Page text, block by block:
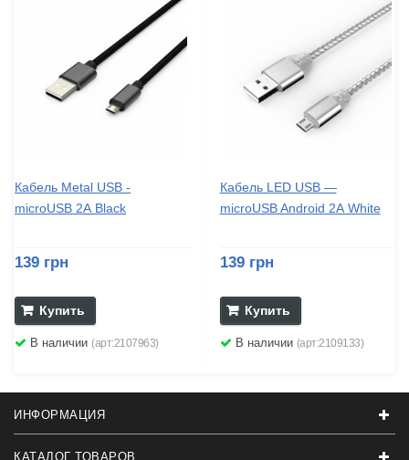
Кабель Metal USB -
microUSB 2А Black
139 грн
Купить
В наличии (арт:2107963)
Кабель LED USB —
microUSB Android 2А White
139 грн
Купить
В наличии (арт:2109133)
ИНФОРМАЦИЯ
КАТАЛОГ ТОВАРОВ